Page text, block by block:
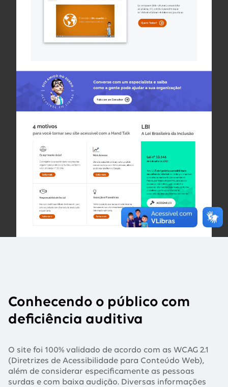
Conhecendo o público com
deficiência auditiva
O site foi 100% validado de acordo com as WCAG 2.1
(Diretrizes de Acessibilidade para Conteúdo Web),
além de considerar especificamente as pessoas
surdas e com baixa audição. Diversas informações